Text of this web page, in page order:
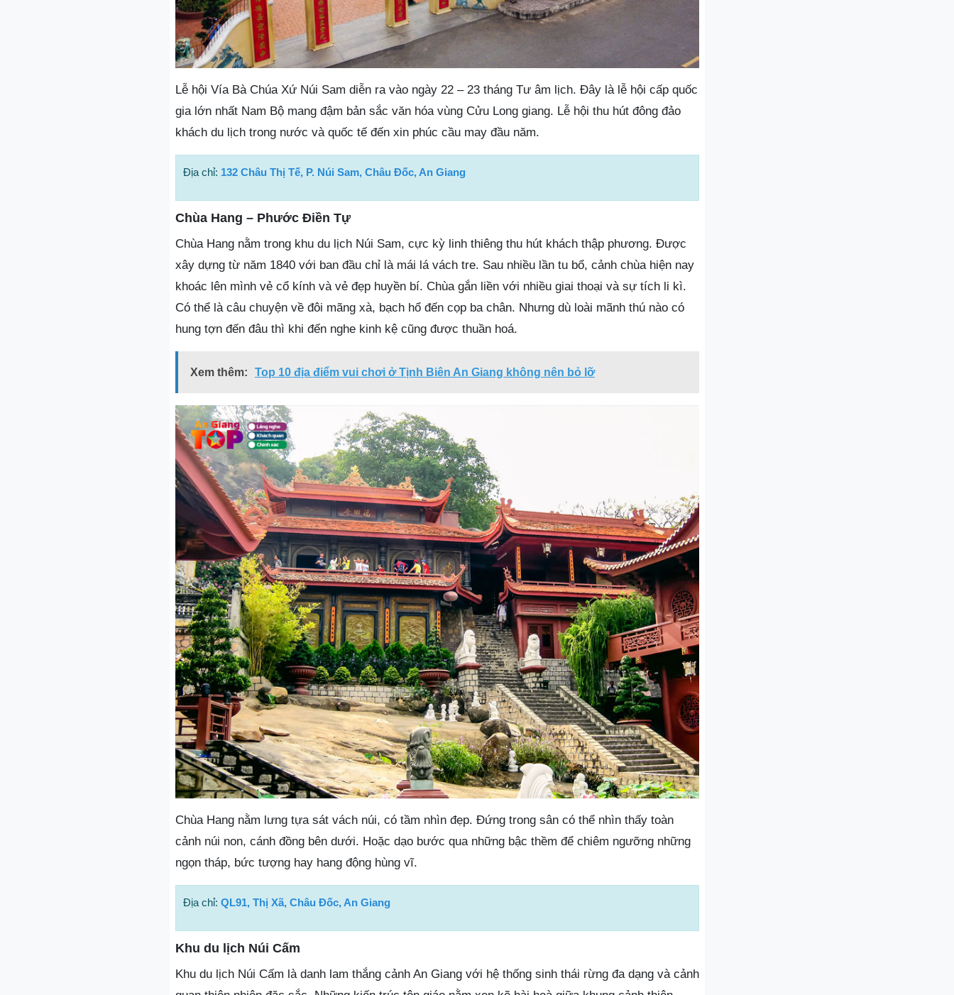
Lễ hội Vía Bà Chúa Xứ Núi Sam diễn ra vào ngày 22 – 23 tháng Tư âm lịch. Đây là lễ hội cấp quốc
gia lớn nhất Nam Bộ mang đậm bản sắc văn hóa vùng Cửu Long giang. Lễ hội thu hút đông đảo
khách du lịch trong nước và quốc tế đến xin phúc cầu may đầu năm.
Địa chỉ: 132 Châu Thị Tế, P. Núi Sam, Châu Đốc, An Giang
Chùa Hang – Phước Điền Tự
Chùa Hang nằm trong khu du lịch Núi Sam, cực kỳ linh thiêng thu hút khách thập phương. Được
xây dựng từ năm 1840 với ban đầu chỉ là mái lá vách tre. Sau nhiều lần tu bổ, cảnh chùa hiện nay
khoác lên mình vẻ cổ kính và vẻ đẹp huyền bí. Chùa gắn liền với nhiều giai thoại và sự tích li kì.
Có thể là câu chuyện về đôi mãng xà, bạch hổ đến cọp ba chân. Nhưng dù loài mãnh thú nào có
hung tợn đến đâu thì khi đến nghe kinh kệ cũng được thuần hoá.
Xem thêm: Top 10 địa điểm vui chơi ở Tịnh Biên An Giang không nên bỏ lỡ
Chùa Hang nằm lưng tựa sát vách núi, có tầm nhìn đẹp. Đứng trong sân có thể nhìn thấy toàn
cảnh núi non, cánh đồng bên dưới. Hoặc dạo bước qua những bậc thềm để chiêm ngưỡng những
ngọn tháp, bức tượng hay hang động hùng vĩ.
Địa chỉ: QL91, Thị Xã, Châu Đốc, An Giang
Khu du lịch Núi Cấm
Khu du lịch Núi Cấm là danh lam thắng cảnh An Giang với hệ thống sinh thái rừng đa dạng và cảnh